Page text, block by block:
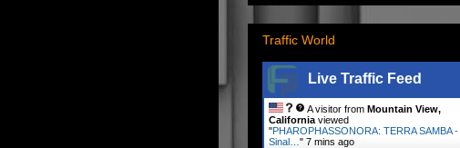
Traffic World
Live Traffic Feed
A visitor from Mountain View,
California viewed
"PHAROPHASSONORA: TERRA SAMBA -
Sinal… " 7 mins ago